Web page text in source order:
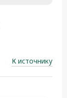
К источнику